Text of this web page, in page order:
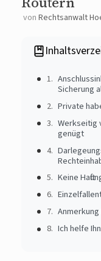
von Rechtsanwalt
Sicherung
Private
Werkseitig
genügt
Keine
Ich helfe